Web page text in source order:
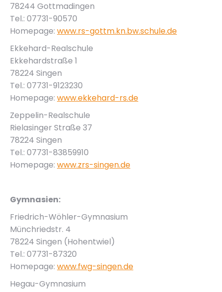
78244 Gottmadingen
Tel.: 07731-90570
Homepage: www.rs-gottm.kn.bw.schule.de
Ekkehard-Realschule
Ekkehardstraße 1
78224 Singen
Tel.: 07731-9123230
Homepage: www.ekkehard-rs.de
Zeppelin-Realschule
Rielasinger Straße 37
78224 Singen
Tel.: 07731-83859910
Homepage: www.zrs-singen.de
Gymnasien:
Friedrich-Wöhler-Gymnasium
Münchriedstr. 4
78224 Singen (Hohentwiel)
Tel.: 07731-87320
Homepage: www.fwg-singen.de
Hegau-Gymnasium